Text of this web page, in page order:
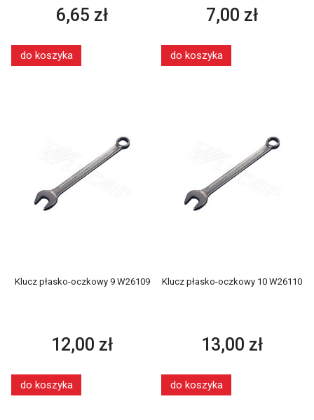
6,65 zł
do koszyka
7,00 zł
do koszyka
Klucz płasko-oczkowy 9 W26109
12,00 zł
do koszyka
Klucz płasko-oczkowy 10 W26110
13,00 zł
do koszyka